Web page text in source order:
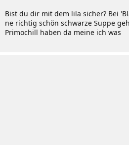
Bist du dir mit dem lila sicher? Bei
ne richtig schön schwarze Suppe
Primochill haben da meine ich was